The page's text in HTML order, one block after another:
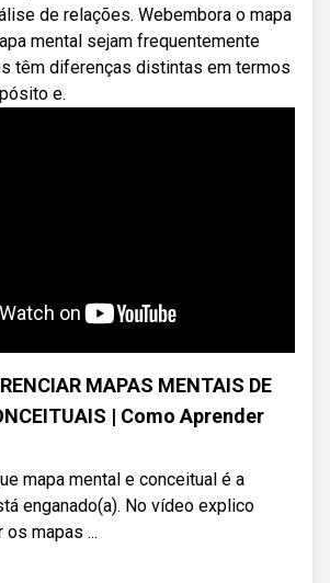
de relações. Webembora o mapa
mental sejam frequentemente
têm diferenças distintas em termos
e.
MAPAS MENTAIS DE
| Como Aprender
mapa mental e conceitual é a
enganado(a). No vídeo explico
mapas ...